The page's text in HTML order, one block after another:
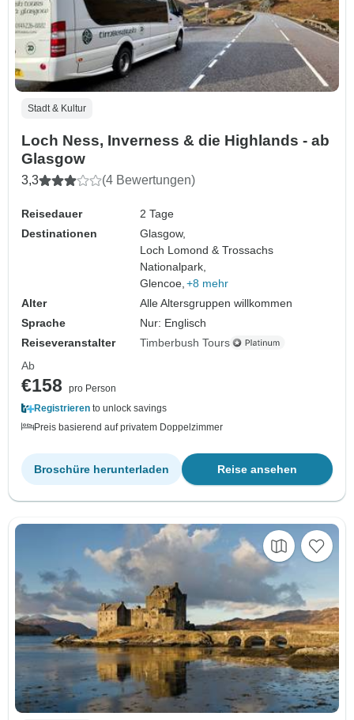
Stadt & Kultur
Loch Ness, Inverness & die Highlands - ab
Glasgow
3,3 (4 Bewertungen)
Reisedauer
2 Tage
Destinationen
Glasgow,
Loch Lomond & Trossachs
Nationalpark,
Glencoe, +8 mehr
Alter
Alle Altersgruppen willkommen
Sprache
Nur: Englisch
Reiseveranstalter
Timberbush Tours
Ab
€158
pro Person
Registrieren to unlock savings
Preis basierend auf privatem Doppelzimmer
Reise ansehen
Broschüre herunterladen